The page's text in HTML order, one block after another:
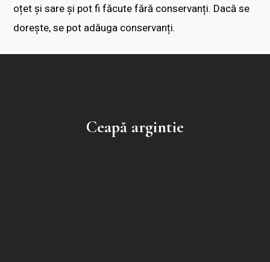
oțet și sare și pot fi făcute fără conservanți. Dacă se
dorește, se pot adăuga conservanți.
Ceapă argintie